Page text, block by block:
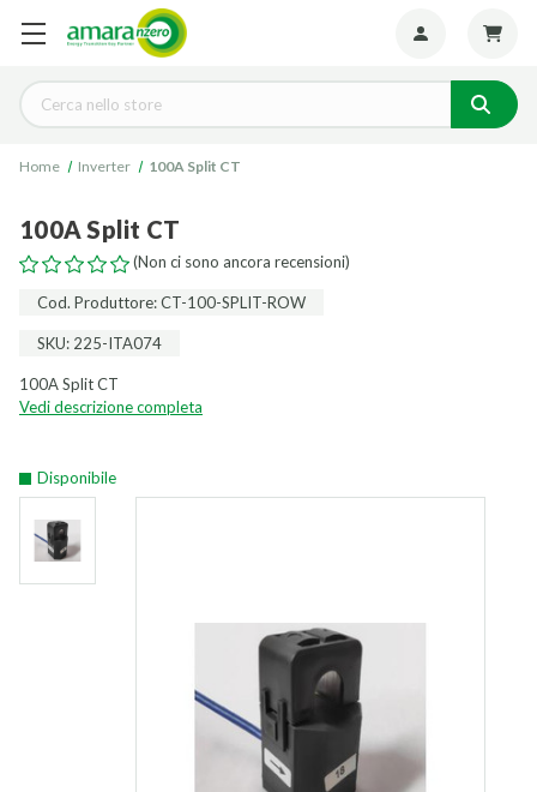
Cerca
Home Inverter 100A Split CT
100A Split CT
(Non ci sono ancora recensioni)
Cod. Produttore: CT-100-SPLIT-ROW
SKU: 225-ITA074
100A Split CT
Vedi descrizione completa
Disponibile